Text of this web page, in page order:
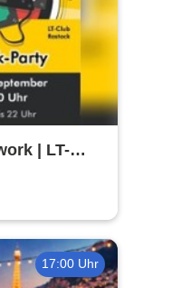
| LT-
17:00 Uhr